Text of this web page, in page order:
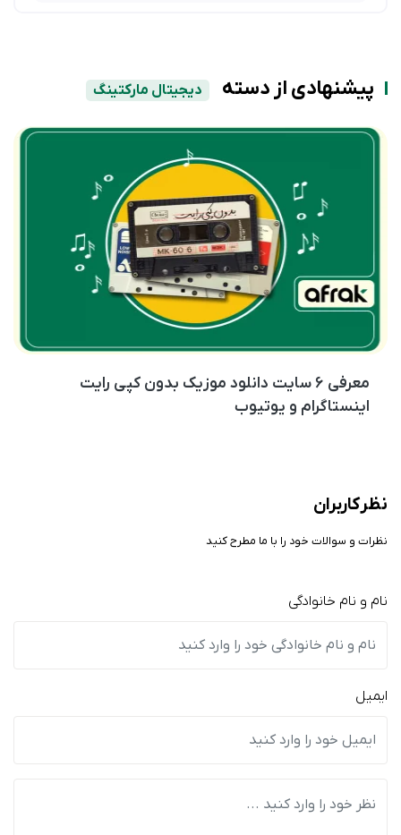
پیشنهادی از دسته دیجیتال مارکتینگ
معرفی ۶ سایت دانلود موزیک بدون کپی رایت
اینستاگرام و یوتیوب
نظر کاربران
نظرات و سوالات خود را با ما مطرح کنید
نام و نام خانوادگی
ایمیل